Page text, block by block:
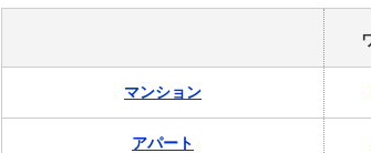
マンション
アパート